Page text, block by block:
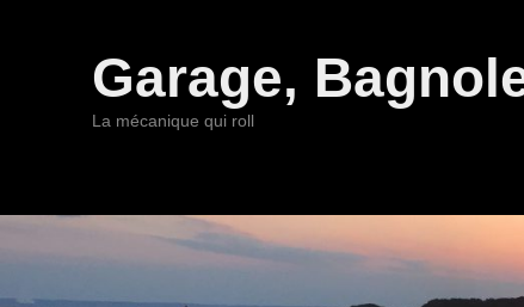
Garage,
La mécanique qui roll